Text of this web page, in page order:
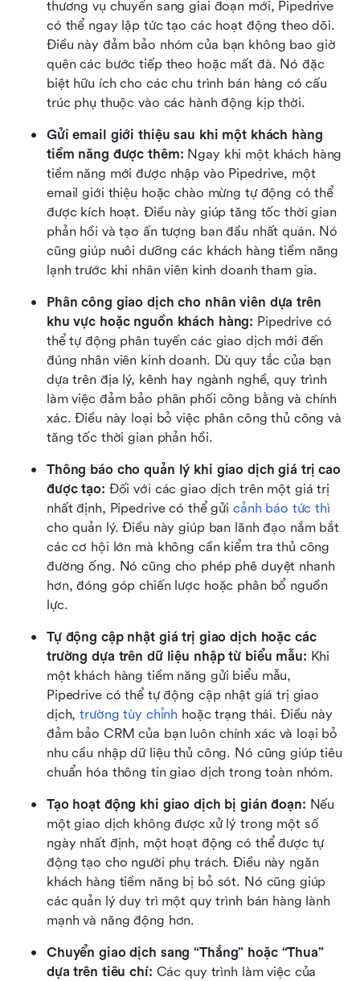
thương vụ chuyển sang giai đoạn mới, Pipedrive
có thể ngay lập tức tạo các hoạt động theo dõi.
Điều này đảm bảo nhóm của bạn không bao giờ
quên các bước tiếp theo hoặc mất đà. Nó đặc
biệt hữu ích cho các chu trình bán hàng có cấu
trúc phụ thuộc vào các hành động kịp thời.
Gửi email giới thiệu sau khi một khách hàng
tiềm năng được thêm: Ngay khi một khách hàng
tiềm năng mới được nhập vào Pipedrive, một
email giới thiệu hoặc chào mừng tự động có thể
được kích hoạt. Điều này giúp tăng tốc thời gian
phản hồi và tạo ấn tượng ban đầu nhất quán. Nó
cũng giúp nuôi dưỡng các khách hàng tiềm năng
lạnh trước khi nhân viên kinh doanh tham gia.
Phân công giao dịch cho nhân viên dựa trên
khu vực hoặc nguồn khách hàng: Pipedrive có
thể tự động phân tuyến các giao dịch mới đến
đúng nhân viên kinh doanh. Dù quy tắc của bạn
dựa trên địa lý, kênh hay ngành nghề, quy trình
làm việc đảm bảo phân phối công bằng và chính
xác. Điều này loại bỏ việc phân công thủ công và
tăng tốc thời gian phản hồi.
Thông báo cho quản lý khi giao dịch giá trị cao
được tạo: Đối với các giao dịch trên một giá trị
nhất định, Pipedrive có thể gửi cảnh báo tức thì
cho quản lý. Điều này giúp ban lãnh đạo nắm bắt
các cơ hội lớn mà không cần kiểm tra thủ công
đường ống. Nó cũng cho phép phê duyệt nhanh
hơn, đóng góp chiến lược hoặc phân bổ nguồn
lực.
Tự động cập nhật giá trị giao dịch hoặc các
trường dựa trên dữ liệu nhập từ biểu mẫu: Khi
một khách hàng tiềm năng gửi biểu mẫu,
Pipedrive có thể tự động cập nhật giá trị giao
dịch, trường tùy chỉnh hoặc trạng thái. Điều này
đảm bảo CRM của bạn luôn chính xác và loại bỏ
nhu cầu nhập dữ liệu thủ công. Nó cũng giúp tiêu
chuẩn hóa thông tin giao dịch trong toàn nhóm.
Tạo hoạt động khi giao dịch bị gián đoạn: Nếu
một giao dịch không được xử lý trong một số
ngày nhất định, một hoạt động có thể được tự
động tạo cho người phụ trách. Điều này ngăn
khách hàng tiềm năng bị bỏ sót. Nó cũng giúp
các quản lý duy trì một quy trình bán hàng lành
mạnh và năng động hơn.
Chuyển giao dịch sang “Thắng” hoặc “Thua”
dựa trên tiêu chí: Các quy trình làm việc của